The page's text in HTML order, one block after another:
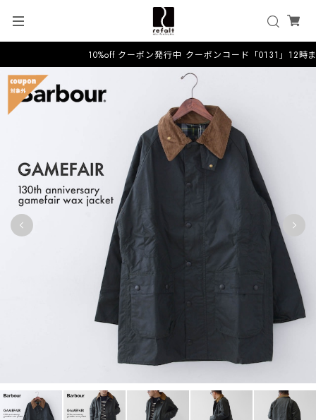
10%off クーポン発行中 クーポンコード「0131」12時